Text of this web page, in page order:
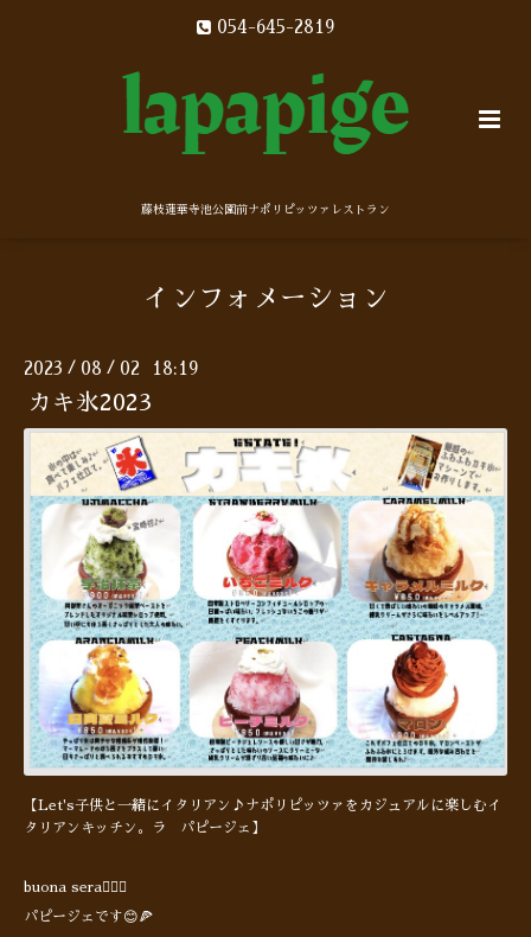
054-645-2819
藤枝蓮華寺池公園前ナポリピッツァレストラン
インフォメーション
2023 / 08 / 02 18:19
カキ氷2023
【Let's子供と一緒にイタリアン♪ナポリピッツァをカジュアルに楽しむイ
タリアンキッチン。ラ パピージェ】
buona sera🙋🏻‍♂️
パピージェです😊🍕